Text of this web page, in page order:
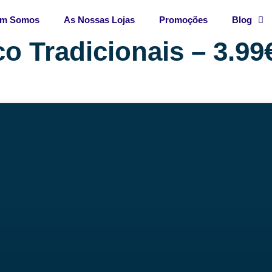
Somos As Nossas Lojas Promoções Blog
Tradicionais –